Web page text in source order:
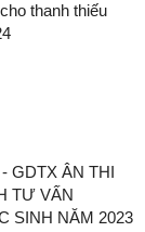
thanh thiếu
GDTX ÂN THI
TƯ VẤN
SINH NĂM 2023